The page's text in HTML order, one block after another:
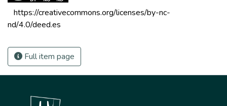
https://creativecommons.org/licenses/by-nc-
nd/4.0/deed.es
Full item page